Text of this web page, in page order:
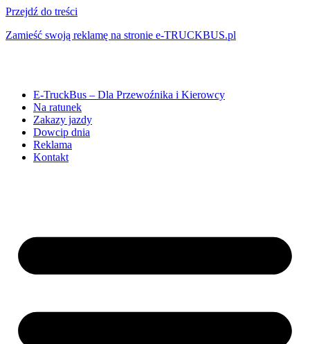
Przejdź do treści
Zamieść swoją reklamę na stronie e-TRUCKBUS.pl
E-TruckBus – Dla Przewoźnika i Kierowcy
Na ratunek
Zakazy jazdy
Dowcip dnia
Reklama
Kontakt